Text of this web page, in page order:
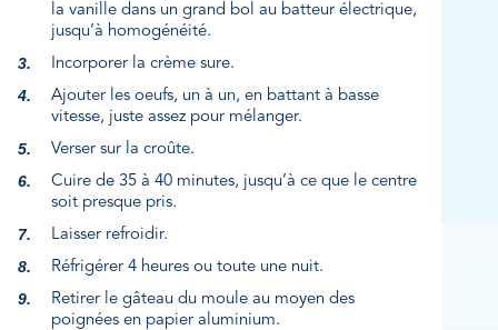
la vanille dans un grand bol au batteur électrique,
jusqu’à homogénéité.
Incorporer la crème sure.
Ajouter les oeufs, un à un, en battant à basse
vitesse, juste assez pour mélanger.
Verser sur la croûte.
Cuire de 35 à 40 minutes, jusqu’à ce que le centre
soit presque pris.
Laisser refroidir.
Réfrigérer 4 heures ou toute une nuit.
Retirer le gâteau du moule au moyen des
poignées en papier aluminium.